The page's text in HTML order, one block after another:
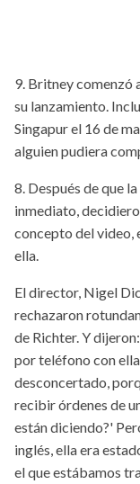
9. Britney comenzó
su lanzamiento.
Singapur el 16 de
alguien pudiera
8. Después de que
inmediato,
concepto del video,
ella.
El director, Nigel
rechazaron
de Richter. Y
por teléfono con
desconcertado,
recibir órdenes de
están diciendo?'
inglés, ella era
el que estábamos